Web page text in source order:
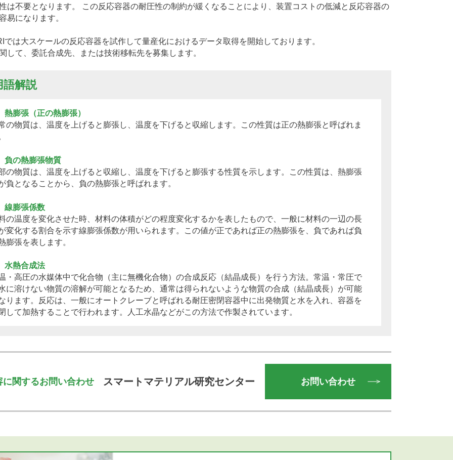
は不要となります。 この反応容器の耐圧性の制約が緩くなることにより、装置コストの低減と反応容器の
易になります。
では大スケールの反応容器を試作して量産化におけるデータ取得を開始しております。
して、委託合成先、または技術移転先を募集します。
解説
熱膨張（正の熱膨張）
の物質は、温度を上げると膨張し、温度を下げると収縮します。この性質は正の熱膨張と呼ばれま
負の熱膨張物質
の物質は、温度を上げると収縮し、温度を下げると膨張する性質を示します。この性質は、熱膨張
負となることから、負の熱膨張と呼ばれます。
線膨張係数
の温度を変化させた時、材料の体積がどの程度変化するかを表したもので、一般に材料の一辺の長
変化する割合を示す線膨張係数が用いられます。この値が正であれば正の熱膨張を、負であれば負
膨張を表します。
水熱合成法
・高圧の水媒体中で化合物（主に無機化合物）の合成反応（結晶成長）を行う方法。常温・常圧で
に溶けない物質の溶解が可能となるため、通常は得られないような物質の合成（結晶成長）が可能
ります。反応は、一般にオートクレーブと呼ばれる耐圧密閉容器中に出発物質と水を入れ、容器を
して加熱することで行われます。人工水晶などがこの方法で作製されています。
に関するお問い合わせ スマートマテリアル研究センター お問い合わせ